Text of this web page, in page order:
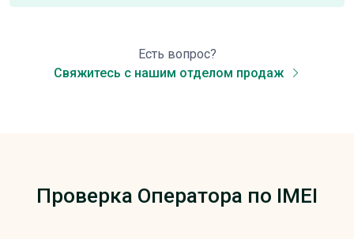
Есть вопрос?
Свяжитесь с нашим отделом продаж
Проверка Оператора по IMEI